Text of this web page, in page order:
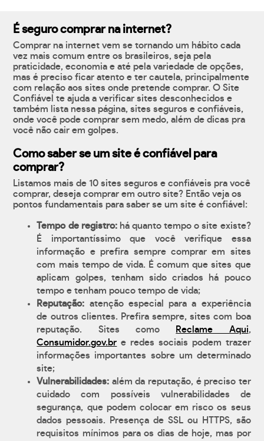
É seguro comprar na internet?
Comprar na internet vem se tornando um hábito cada
vez mais comum entre os brasileiros, seja pela
praticidade, economia e até pela variedade de opções,
mas é preciso ficar atento e ter cautela, principalmente
com relação aos sites onde pretende comprar. O Site
Confiável te ajuda a verificar sites desconhecidos e
também lista nessa página, sites seguros e confiáveis,
onde você pode comprar sem medo, além de dicas pra
você não cair em golpes.
Como saber se um site é confiável para
comprar?
Listamos mais de 10 sites seguros e confiáveis pra você
comprar, deseja comprar em outro site? Então veja os
pontos fundamentais para saber se um site é confiável:
Tempo de registro:há quanto tempo o site existe?
É importantíssimo que você verifique essa
informação e prefira sempre comprar em sites
com mais tempo de vida. É comum que sites que
aplicam golpes, tenham sido criados há pouco
tempo e tenham pouco tempo de vida;
Reputação: atenção especial para a experiência
de outros clientes. Prefira sempre, sites com boa
reputação. Sites como
Reclame Aqui,
Consumidor.gov.br e redes sociais podem trazer
informações importantes sobre um determinado
site;
Vulnerabilidades: além da reputação, é preciso ter
cuidado com possíveis vulnerabilidades de
segurança, que podem colocar em risco os seus
dados pessoais. Presença de SSL ou HTTPS, são
requisitos mínimos para os dias de hoje, mas por